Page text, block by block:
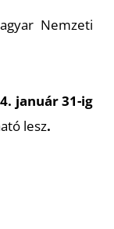
Nemzeti
január 31-ig
lesz.